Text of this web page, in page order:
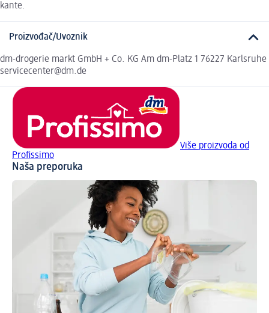
kante.
Proizvođač/Uvoznik
dm-drogerie markt GmbH + Co. KG Am dm-Platz 1 76227 Karlsruhe
servicecenter@dm.de
Više proizvoda od
Profissimo
Naša preporuka